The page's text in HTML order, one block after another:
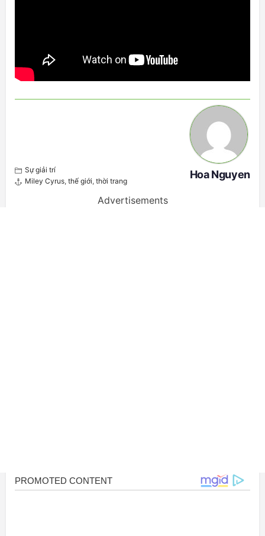
Sự giải trí
Miley Cyrus, thế giới, thời trang
Hoa Nguyen
Advertisements